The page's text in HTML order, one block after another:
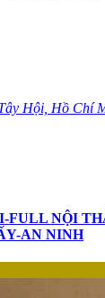
Hội, Hồ Chí
FULL NỘI
AN NINH